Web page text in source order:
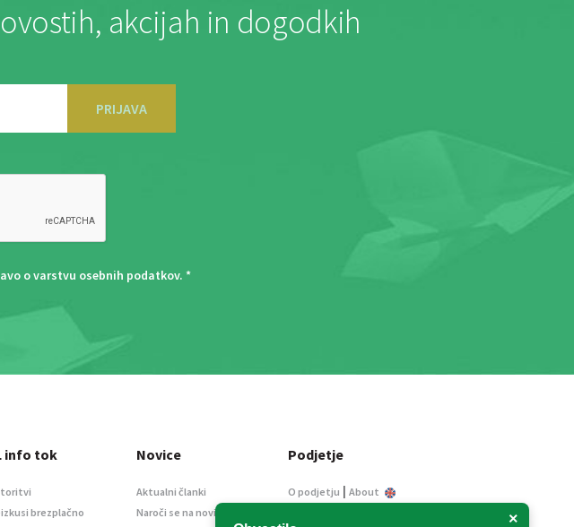
akcijah in dogodkih
PRIJAVA
o varstvu osebnih podatkov. *
×
info tok
brezplačno
Novice
Aktualni članki
Naroči se na novice
Podjetje
O podjetju | About